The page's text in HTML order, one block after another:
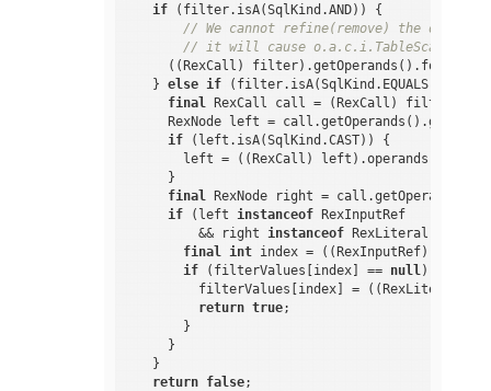
if (filter.isA(SqlKind.AND)) {
// We cannot refine(remove) the
// it will cause
((RexCall)
    }
else if (filter.isA(SqlKind.EQUALS)) {
final
RexCall call = (RexCall) filter;
      RexNode left = call.getOperands().get(
if (left.isA(SqlKind.CAST)) {
        left = ((RexCall) left).operands.get(
      }
final
RexNode right =
if (left instanceof RexInputRef
          && right
instanceof RexLiteral) {
final
int index = ((RexInputRef)
if (filterValues[index] == null ) {
filterValues[index] = ((RexLiteral)
return true;
        }
      }
    }
return false;